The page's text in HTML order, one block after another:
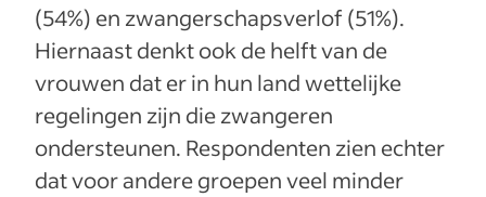
(54%) en zwangerschapsverlof (51%).
Hiernaast denkt ook de helft van de
vrouwen dat er in hun land wettelijke
regelingen zijn die zwangeren
ondersteunen. Respondenten zien echter
dat voor andere groepen veel minder